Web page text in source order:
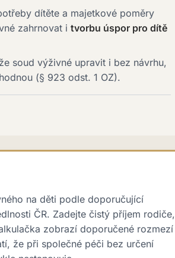
dítěte a majetkové poměry
zahrnovat i tvorbu úspor pro dítě
soud výživné upravit i bez návrhu,
(§ 923 odst. 1 OZ).
na děti podle doporučující
ČR. Zadejte čistý příjem rodiče,
zobrazí doporučené rozmezí
že při společné péči bez určení